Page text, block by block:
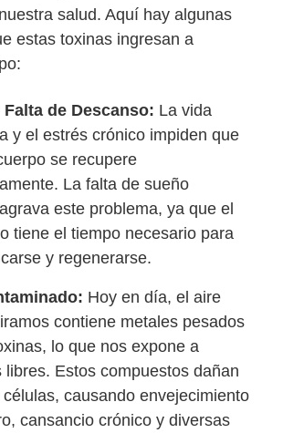
salud. Aquí hay algunas
estas toxinas ingresan a
de Descanso: La vida
y el estrés crónico impiden que
se recupere
La falta de sueño
este problema, ya que el
tiene el tiempo necesario para
y regenerarse.
Hoy en día, el aire
contiene metales pesados
lo que nos expone a
libres. Estos compuestos dañan
causando envejecimiento
cansancio crónico y diversas